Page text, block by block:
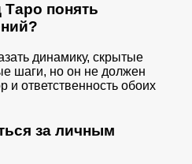
понять
динамику, скрытые
шаги, но он не должен
и ответственность обоих
за личным